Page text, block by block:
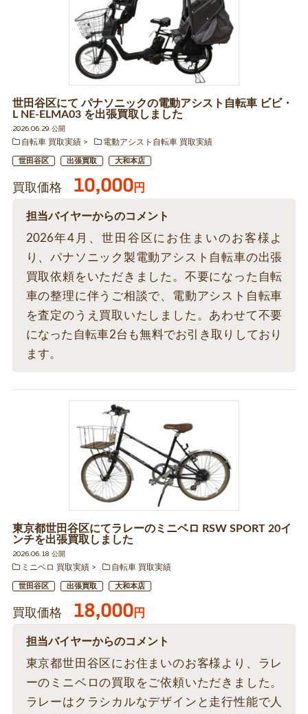
世田谷区にて パナソニックの電動アシスト自転車 ビビ・
L NE-ELMA03 を出張買取しました
2026.06.29 公開
自転車 買取実績
電動アシスト自転車 買取実績
世田谷区 出張買取 大和本店
買取価格 10,000円
担当バイヤーからのコメント
2026年4月、世田谷区にお住まいのお客様よ
り、パナソニック製電動アシスト自転車の出張
買取依頼をいただきました。不要になった自転
車の整理に伴うご相談で、電動アシスト自転車
を査定のうえ買取いたしました。あわせて不要
になった自転車2台も無料でお引き取りしており
ます。
東京都世田谷区にてラレーのミニベロ RSW SPORT 20イ
ンチを出張買取しました
2026.06.18 公開
ミニベロ 買取実績
自転車 買取実績
世田谷区 出張買取 大和本店
買取価格 18,000円
担当バイヤーからのコメント
東京都世田谷区にお住まいのお客様より、ラレ
ーのミニベロの買取をご依頼いただきました。
ラレーはクラシカルなデザインと走行性能で人